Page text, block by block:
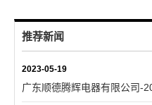
推荐新闻
2023-05-19
广东顺德腾辉电器有限公司-